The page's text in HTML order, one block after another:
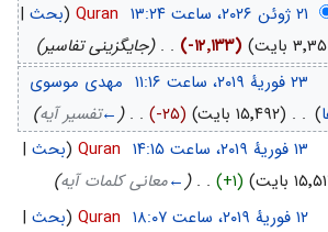
‏
Quran
(بحث|
(-۱۲٬۱۳۳) . . (جایگزینی تفاسیر)
‏ مهدی موسوی
)
. . (۱۵٬۴۹۲ بایت) (-۲۵)‏
. .
(
←تفسیر آیه)
‏
Quran
(بحث|
(+۱)‏
. .
(
←معانی کلمات آیه)
‏
Quran
(بحث|